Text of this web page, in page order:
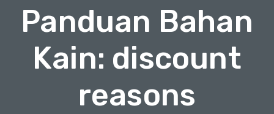
Panduan Bahan
Kain: discount
reasons